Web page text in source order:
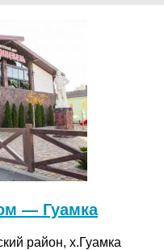
— Гуамка
район, х.Гуамка